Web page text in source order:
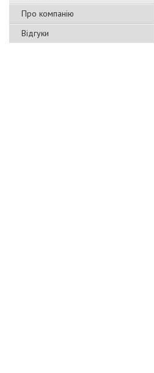
Про компанію
Відгуки